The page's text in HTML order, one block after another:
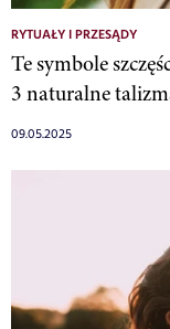
RYTUAŁY I PRZESĄDY
Te symbole
3 naturalne
09.05.2025